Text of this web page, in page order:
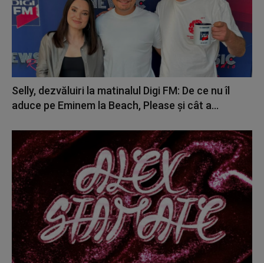
Selly, dezvăluiri la matinalul Digi FM: De ce nu îl
aduce pe Eminem la Beach, Please și cât a...